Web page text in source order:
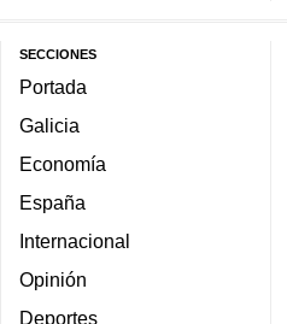
SECCIONES
Portada
Galicia
Economía
España
Internacional
Opinión
Deportes